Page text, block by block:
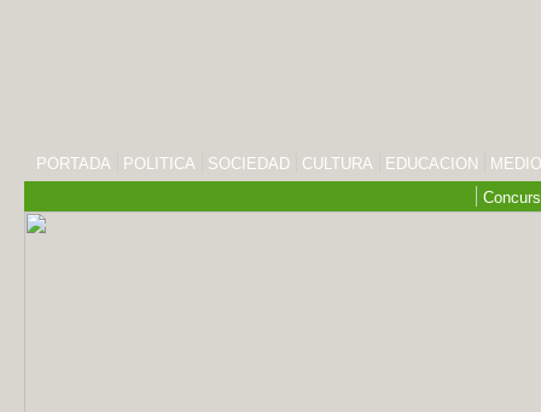
PORTADA POLITICA SOCIEDAD CULTURA EDUCACION